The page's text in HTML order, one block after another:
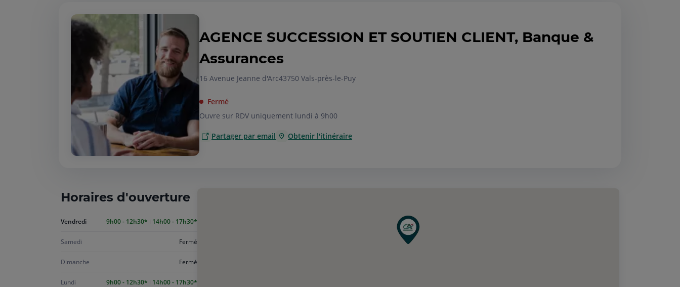
AGENCE SUCCESSION ET SOUTIEN CLIENT, Banque &
Assurances
16 Avenue Jeanne d'Arc43750 Vals-près-le-Puy
Fermé
Ouvre sur RDV uniquement lundi à 9h00
Partager par email Obtenir l'itinéraire
Horaires d'ouverture
VendrediAujourd'hui9h00 - 12h30 14h00 - 17h30
Samedi Fermé
Dimanche Fermé
Lundi 9h00 - 12h30 14h00 - 17h30